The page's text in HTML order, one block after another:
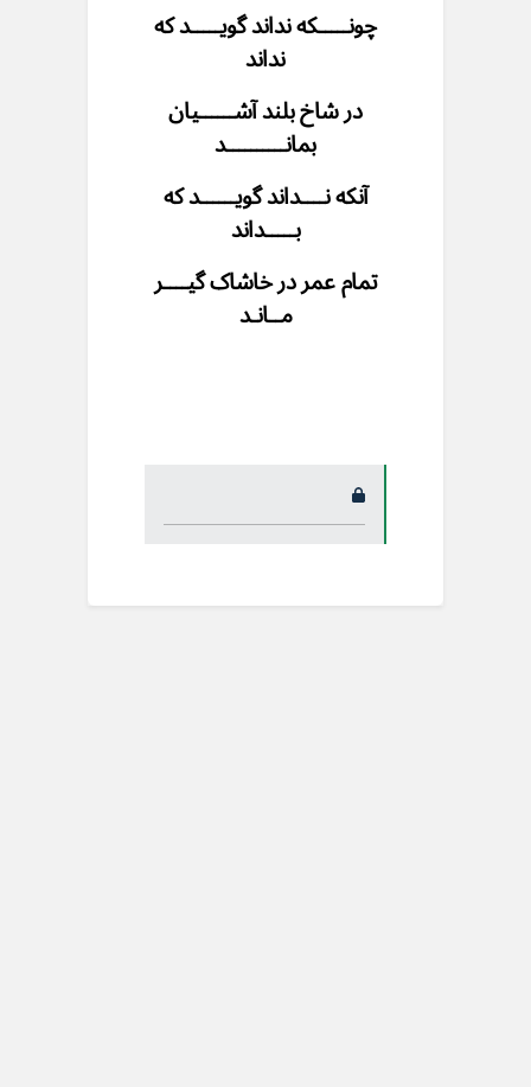
چونـــــکه نداند گویـــــد که
نداند
در شاخ بلند آشــــــیان
بمانــــــــــد
آنکه نــــداند گویــــــد که
بـــــداند
تمام عمر در خاشاک گیــــر
مــانـد